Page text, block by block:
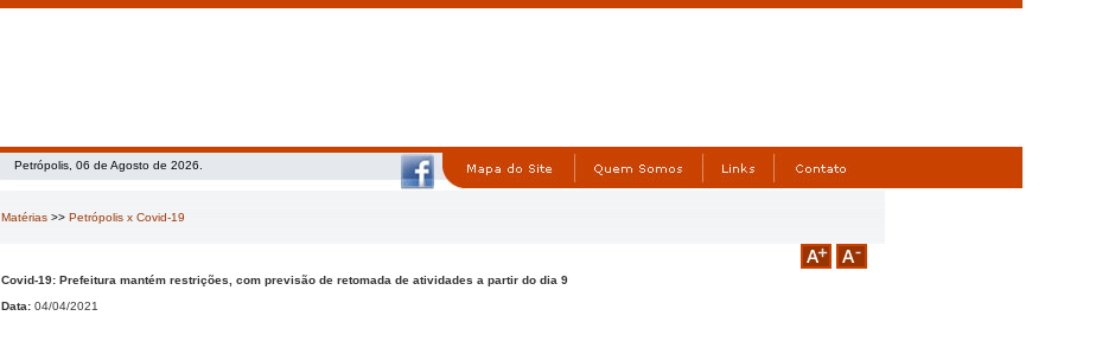
Petrópolis, 06 de Agosto de 2026.
Matérias >> Petrópolis x Covid-19
Covid-19: Prefeitura mantém restrições, com previsão de retomada de atividades a partir do dia 9
Data: 04/04/2021